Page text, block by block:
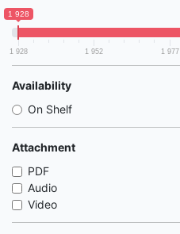
1 928
1 928 1 952 1 977
Availability
On Shelf
Attachment
PDF
Audio
Video